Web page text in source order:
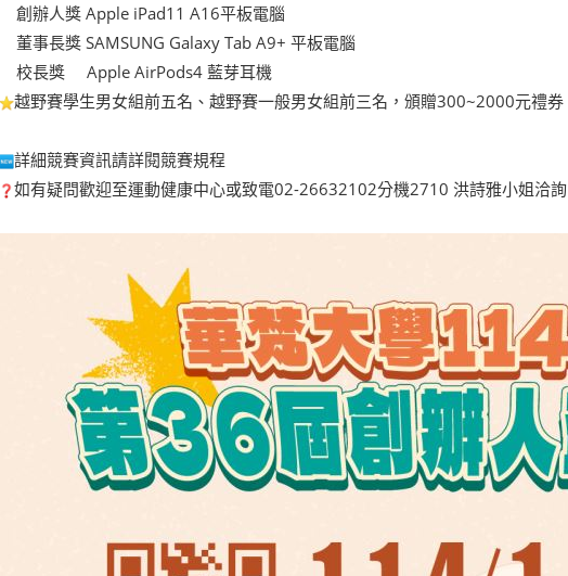
創辦人獎 Apple iPad11 A16平板電腦
董事長獎 SAMSUNG Galaxy Tab A9+ 平板電腦
校長獎 Apple AirPods4 藍芽耳機
越野賽學生男女組前五名、越野賽一般男女組前三名，頒贈300~2000元禮券
詳細競賽資訊請詳閱競賽規程
如有疑問歡迎至運動健康中心或致電02-26632102分機2710 洪詩雅小姐洽詢